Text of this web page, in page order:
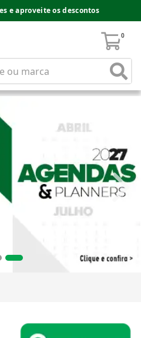
e aproveite os descontos
0